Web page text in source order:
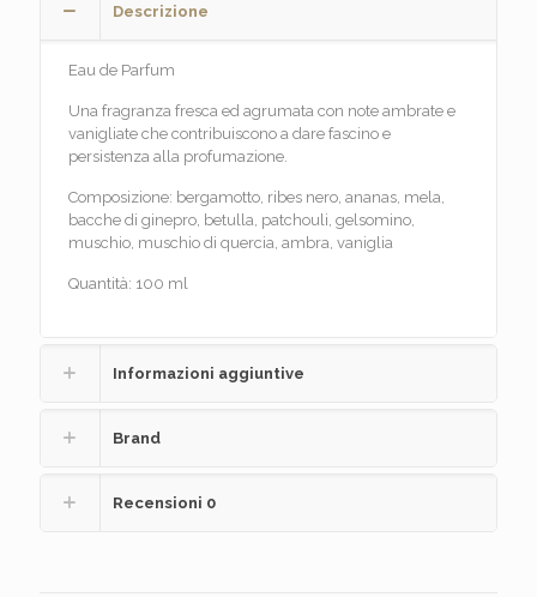
Descrizione
Eau de Parfum
Una fragranza fresca ed agrumata con note ambrate e
vanigliate che contribuiscono a dare fascino e
persistenza alla profumazione.
Composizione: bergamotto, ribes nero, ananas, mela,
bacche di ginepro, betulla, patchouli, gelsomino,
muschio, muschio di quercia, ambra, vaniglia
Quantità: 100 ml
Informazioni aggiuntive
Brand
Recensioni 0